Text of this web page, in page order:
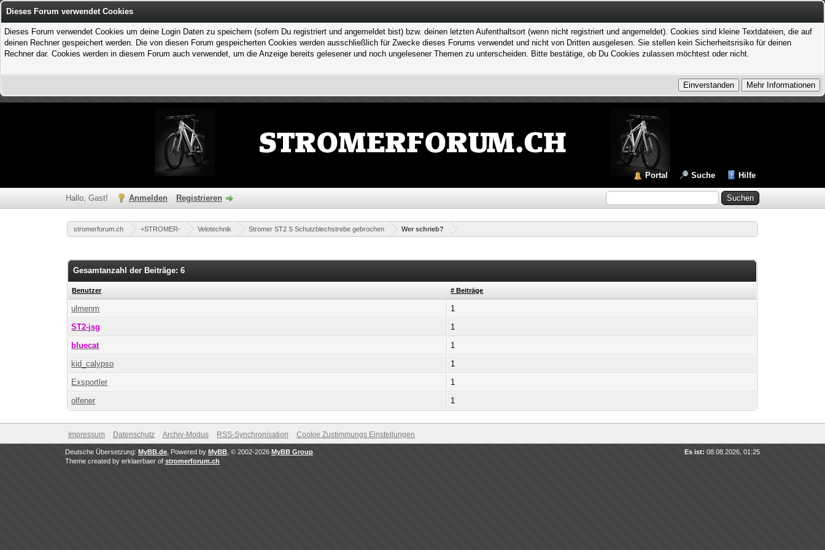
Dieses Forum verwendet Cookies
Dieses Forum verwendet Cookies um deine Login Daten zu speichern (sofern Du registriert und angemeldet bist) bzw. deinen letzten Aufenthaltsort (wenn nicht registriert und angemeldet). Cookies sind kleine Textdateien, die auf
deinen Rechner gespeichert werden. Die von diesen Forum gespeicherten Cookies werden ausschließlich für Zwecke dieses Forums verwendet und nicht von Dritten ausgelesen. Sie stellen kein Sicherheitsrisiko für deinen
Rechner dar. Cookies werden in diesem Forum auch verwendet, um die Anzeige bereits gelesener und noch ungelesener Themen zu unterscheiden. Bitte bestätige, ob Du Cookies zulassen möchtest oder nicht.
Portal Suche Hilfe
Hallo, Gast! Anmelden Registrieren
stromerforum.ch +STROMER- Velotechnik Stromer ST2 S Schutzblechstrebe gebrochen Wer schrieb?
Gesamtanzahl der Beiträge: 6
Benutzer # Beiträge
ulmenm
1
ST2-jsg
1
bluecat
1
kid_calypso
1
Exsportler
1
olfener
1
Impressum Datenschutz Archiv-Modus RSS-Synchronisation Cookie Zustimmungs Einstellungen
Es ist: 08.08.2026, 01:25
Deutsche Übersetzung: MyBB.de, Powered by MyBB, © 2002-2026 MyBB Group.
Theme created by erklaerbaer of stromerforum.ch